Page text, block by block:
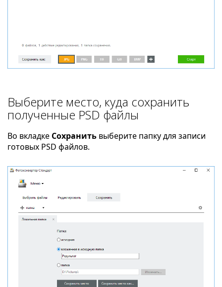
Выберите место, куда сохранить
полученные PSD файлы
Во вкладке Сохранить выберите папку для записи
готовых PSD файлов.